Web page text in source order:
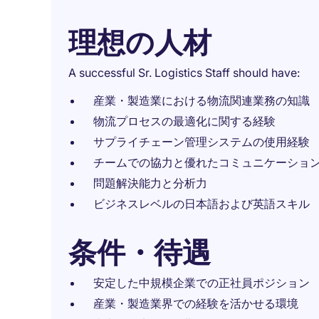
理想の人材
A successful Sr. Logistics Staff should have:
産業・製造業における物流関連業務の知識
物流プロセスの最適化に関する経験
サプライチェーン管理システムの使用経験
チームでの協力と優れたコミュニケーショ
問題解決能力と分析力
ビジネスレベルの日本語および英語スキル
条件・待遇
安定した中規模企業での正社員ポジション
産業・製造業界での経験を活かせる環境